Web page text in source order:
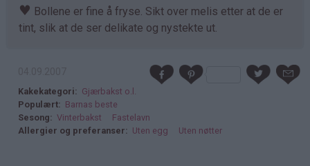
♥ Bollene er fine å fryse. Sikt over melis etter at de er
tint, slik at de ser delikate og nystekte ut.
Kakekategori
Gjærbakst o.l.
Populært
Barnas beste
Sesong
Vinterbakst
Fastelavn
Allergier og preferanser
Uten egg Uten nøtter